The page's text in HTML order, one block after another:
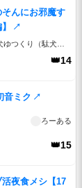
んにお邪魔す
↗
👑14
音ミク ↗
ろーある
👑15
活夜食メシ【17